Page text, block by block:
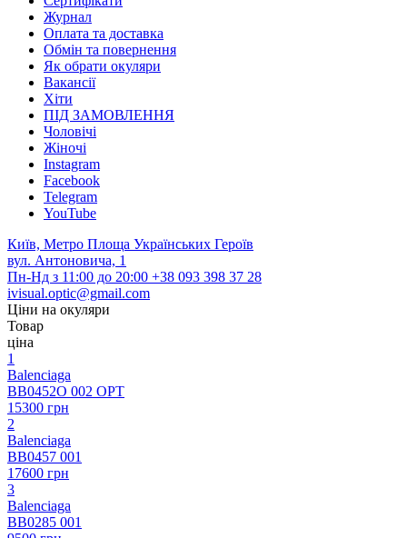
Журнал
Оплата та доставка
Обмін та повернення
Як обрати окуляри
Вакансії
Хіти
ПІД ЗАМОВЛЕННЯ
Чоловічі
Жіночі
Instagram
Facebook
Telegram
YouTube
Київ, Метро Площа Українських Героїв
вул. Антоновича, 1
Пн-Нд з 11:00 до 20:00 +38 093 398 37 28
ivisual.optic@gmail.com
Ціни на окуляри
Товар
ціна
1
Balenciaga
BB0452O 002 OPT
15300 грн
2
Balenciaga
BB0457 001
17600 грн
3
Balenciaga
BB0285 001